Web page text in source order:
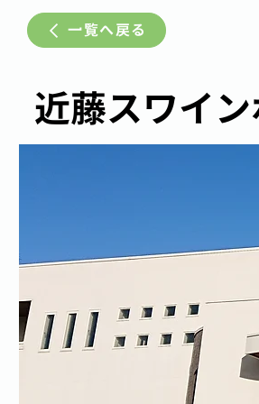
一覧へ戻る
近藤スワイ